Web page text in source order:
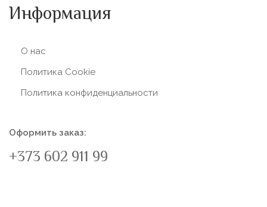
Информация
О нас
Политика Сookie
Политика конфиденциальности
Оформить заказ:
+373 602 911 99